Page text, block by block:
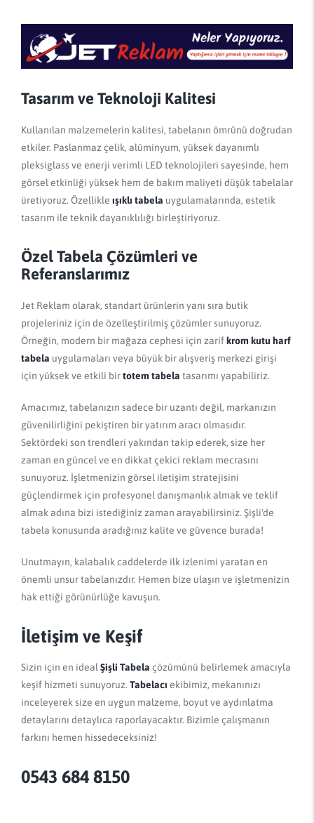
Tasarım ve Teknoloji Kalitesi
Kullanılan malzemelerin kalitesi, tabelanın ömrünü doğrudan
etkiler. Paslanmaz çelik, alüminyum, yüksek dayanımlı
pleksiglass ve enerji verimli LED teknolojileri sayesinde, hem
görsel etkinliği yüksek hem de bakım maliyeti düşük tabelalar
üretiyoruz. Özellikle ışıklı tabela uygulamalarında, estetik
tasarım ile teknik dayanıklılığı birleştiriyoruz.
Özel Tabela Çözümleri ve
Referanslarımız
Jet Reklam olarak, standart ürünlerin yanı sıra butik
projeleriniz için de özelleştirilmiş çözümler sunuyoruz.
Örneğin, modern bir mağaza cephesi için zarif krom kutu harf
tabela uygulamaları veya büyük bir alışveriş merkezi girişi
için yüksek ve etkili birtotem tabela tasarımı yapabiliriz.
Amacımız, tabelanızın sadece bir uzantı değil, markanızın
güvenilirliğini pekiştiren bir yatırım aracı olmasıdır.
Sektördeki son trendleri yakından takip ederek, size her
zaman en güncel ve en dikkat çekici reklam mecrasını
sunuyoruz. İşletmenizin görsel iletişim stratejisini
güçlendirmek için profesyonel danışmanlık almak ve teklif
almak adına bizi istediğiniz zaman arayabilirsiniz. Şişli'de
tabela konusunda aradığınız kalite ve güvence burada!
Unutmayın, kalabalık caddelerde ilk izlenimi yaratan en
önemli unsur tabelanızdır. Hemen bize ulaşın ve işletmenizin
hak ettiği görünürlüğe kavuşun.
İletişim ve Keşif
Sizin için en ideal Şişli Tabela çözümünü belirlemek amacıyla
keşif hizmeti sunuyoruz. Tabelacı ekibimiz, mekanınızı
inceleyerek size en uygun malzeme, boyut ve aydınlatma
detaylarını detaylıca raporlayacaktır. Bizimle çalışmanın
farkını hemen hissedeceksiniz!
0543 684 8150